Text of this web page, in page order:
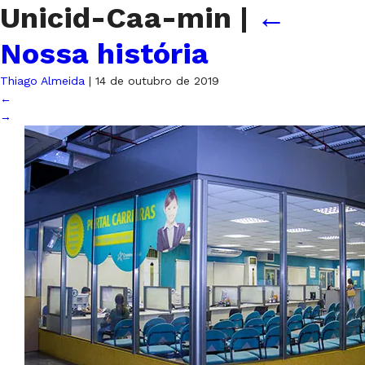
Unicid-Caa-min | ←
Nossa história
Thiago Almeida | 14 de outubro de 2019
←
→